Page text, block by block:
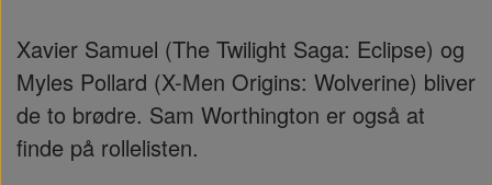
Xavier Samuel (The Twilight Saga: Eclipse) og
Myles Pollard (X-Men Origins: Wolverine) bliver
de to brødre. Sam Worthington er også at
finde på rollelisten.